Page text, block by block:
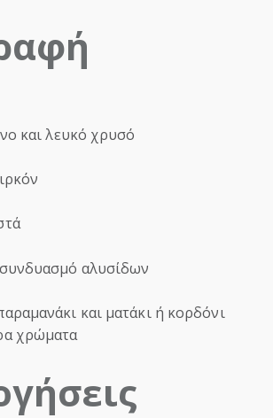
και λευκό χρυσό
αλυσίδων
και ματάκι ή κορδόνι
χρώματα